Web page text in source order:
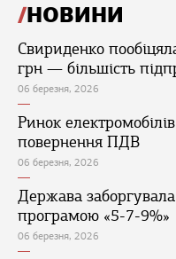
НОВИНИ
Свириденко
грн — більшість
06 березня, 2026
Ринок
повернення ПДВ
06 березня, 2026
Держава
програмою «5-7-9%»
06 березня, 2026